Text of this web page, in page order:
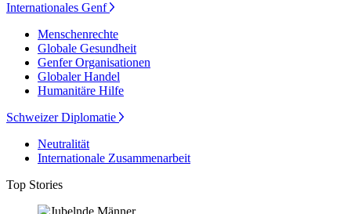
Internationales Genf
Menschenrechte
Globale Gesundheit
Genfer Organisationen
Globaler Handel
Humanitäre Hilfe
Schweizer Diplomatie
Neutralität
Internationale Zusammenarbeit
Top Stories